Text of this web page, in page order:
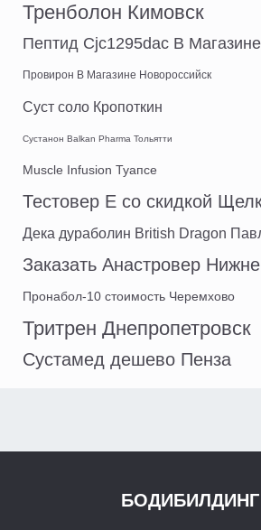
Тренболон Кимовск
Пептид Cjc1295dac В
Провирон В Магазине Новороссийск
Суст соло Кропоткин
Сустанон Balkan Pharma Тольятти
Muscle Infusion Туапсе
Тестовер Е со скидкой
Дека дураболин British Dragon
Заказать Анастровер
Пронабол-10 стоимость Черемхово
Тритрен Днепропетровск
Сустамед дешево Пенза
БОДИБИЛДИНГ